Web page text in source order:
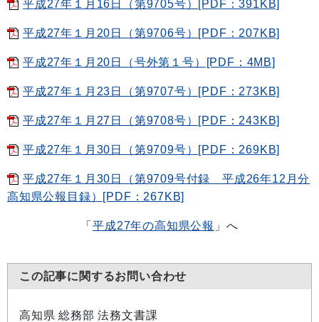
平成27年１月16日（第9705号）[PDF：391KB]
平成27年１月20日（第9706号）[PDF：207KB]
平成27年１月20日（号外第１号）[PDF：4MB]
平成27年１月23日（第9707号）[PDF：273KB]
平成27年１月27日（第9708号）[PDF：243KB]
平成27年１月30日（第9709号）[PDF：269KB]
平成27年１月30日（第9709号付録 平成26年12月分
高知県公報目録）[PDF：267KB]
「平成27年の高知県公報 」へ
この記事に関するお問い合わせ
高知県 総務部 法務文書課